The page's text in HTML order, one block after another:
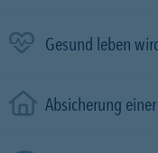
Gesund leben
Absicherung